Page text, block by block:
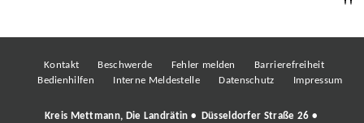
Kontakt Beschwerde Fehler melden
Barrierefreiheit
Bedienhilfen
Interne Meldestelle Datenschutz Impressum
Kreis Mettmann, Die Landrätin • Düsseldorfer Straße 26 •